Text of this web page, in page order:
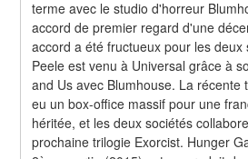
terme avec le studio d'horreur
accord de premier regard d'une
accord a été fructueux pour les deux
Peele est venu à Universal grâce à
and Us avec Blumhouse. La récente
eu un box-office massif pour une
héritée, et les deux sociétés
prochaine trilogie Exorcist. Hunger